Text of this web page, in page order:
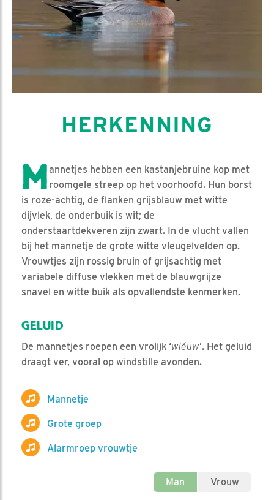
HERKENNING
M annetjes hebben een kastanjebruine kop met
roomgele streep op het voorhoofd. Hun borst
is roze-achtig, de flanken grijsblauw met witte
dijvlek, de onderbuik is wit; de
onderstaartdekveren zijn zwart. In de vlucht vallen
bij het mannetje de grote witte vleugelvelden op.
Vrouwtjes zijn rossig bruin of grijsachtig met
variabele diffuse vlekken met de blauwgrijze
snavel en witte buik als opvallendste kenmerken.
GELUID
De mannetjes roepen een vrolijk ‘wiéuw’. Het geluid
draagt ver, vooral op windstille avonden.
Mannetje
Grote groep
Alarmroep vrouwtje
Man Vrouw